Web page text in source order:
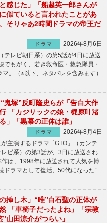
感じた」「船越英一郎さんが
に似ていると言われたことがあ
そりゃあ2時間ドラマの帝王だ
ドラマ
2026年8月6日
レビ朝日系）の第5話が4日に放送
もがく、若き救命医・救急隊員・
。（※以下、ネタバレを含みます）
“鬼塚”反町隆史らが「告白大作
「カジサックの娘・梶原叶渚
」「黒幕の正体は誰」
ドラマ
2026年8月4日
主演するドラマ「GTO」（カンテ
レビ系）の第3話が、3日に放送され
は、1998年に放送されて人気を博
ドラマとして復活。50代になった“
の挿し木」“唯”白石聖の正体が
「車椅子だったよね」「宗教
”山田涼介がつらい」